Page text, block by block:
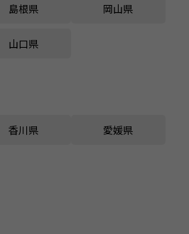
島根県 岡山県
山口県
香川県 愛媛県